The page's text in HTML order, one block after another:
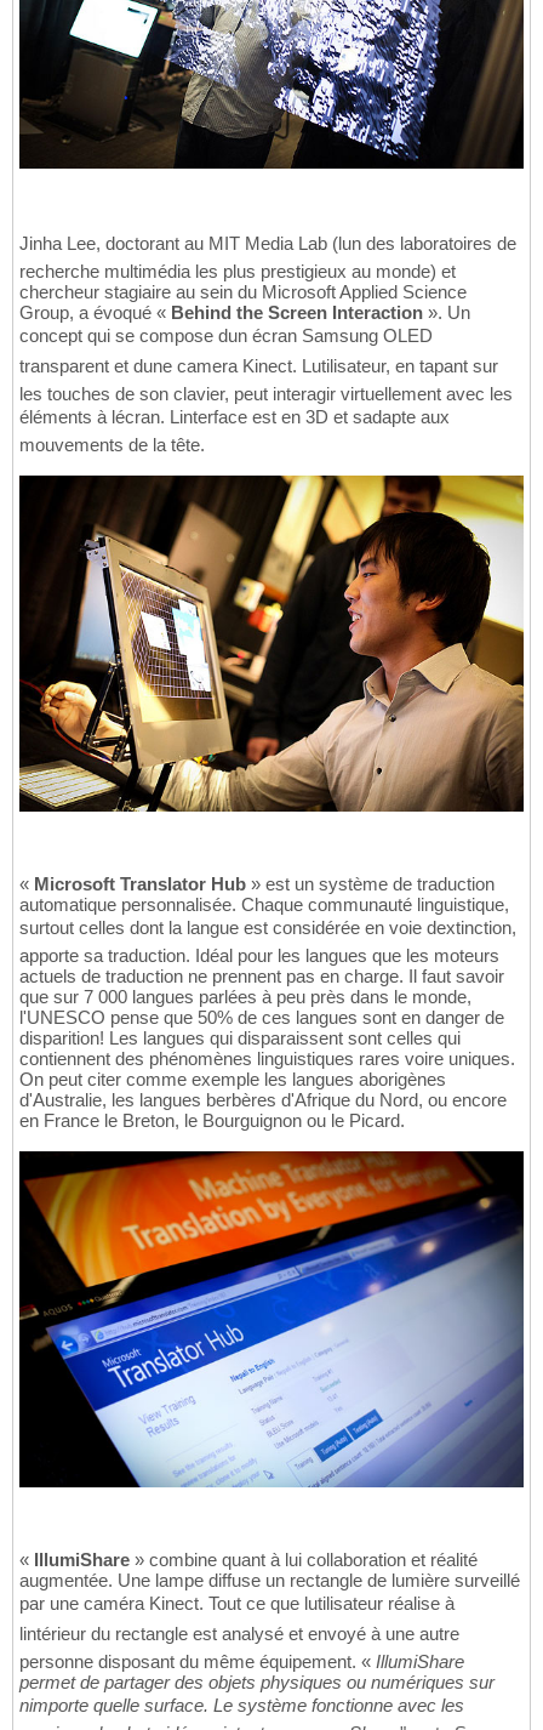
Jinha Lee, doctorant au MIT Media Lab (lun des laboratoires de
recherche multimédia les plus prestigieux au monde) et
chercheur stagiaire au sein du Microsoft Applied Science
Group, a évoqué « Behind the Screen Interaction ». Un
concept qui se compose dun écran Samsung OLED
transparent et dune camera Kinect. Lutilisateur, en tapant sur
les touches de son clavier, peut interagir virtuellement avec les
éléments à lécran. Linterface est en 3D et sadapte aux
mouvements de la tête.
« Microsoft Translator Hub » est un système de traduction
automatique personnalisée. Chaque communauté linguistique,
surtout celles dont la langue est considérée en voie dextinction,
apporte sa traduction. Idéal pour les langues que les moteurs
actuels de traduction ne prennent pas en charge. Il faut savoir
que sur 7 000 langues parlées à peu près dans le monde,
l'UNESCO pense que 50% de ces langues sont en danger de
disparition! Les langues qui disparaissent sont celles qui
contiennent des phénomènes linguistiques rares voire uniques.
On peut citer comme exemple les langues aborigènes
d'Australie, les langues berbères d'Afrique du Nord, ou encore
en France le Breton, le Bourguignon ou le Picard.
« IllumiShare » combine quant à lui collaboration et réalité
augmentée. Une lampe diffuse un rectangle de lumière surveillé
par une caméra Kinect. Tout ce que lutilisateur réalise à
lintérieur du rectangle est analysé et envoyé à une autre
personne disposant du même équipement. « IllumiShare
permet de partager des objets physiques ou numériques sur
nimporte quelle surface. Le système fonctionne avec les